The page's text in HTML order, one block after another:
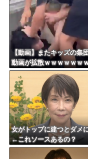
最大約31億円か！！
【動画】またキッズの集
動画が拡散ｗｗｗｗｗｗ
ｗｗｗｗ
女がトップに建つとダメ
←これソースあるの？